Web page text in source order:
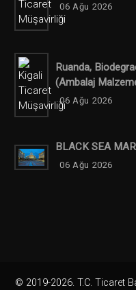
06 Ağu 2026
Ruanda,
(ambalaj
06 Ağu 2026
BLACK SEA
06 Ağu 2026
© 2019-2026. T.C. Ticaret